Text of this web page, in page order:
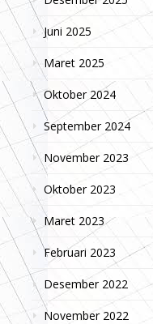
Juni 2025
Maret 2025
Oktober 2024
September 2024
November 2023
Oktober 2023
Maret 2023
Februari 2023
Desember 2022
November 2022